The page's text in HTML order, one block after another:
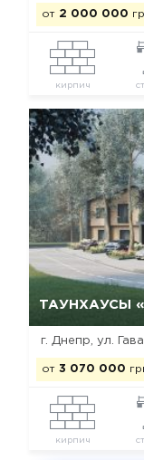
от 2 000 000
кирпич
ТАУНХАУСЫ
г. Днепр, ул.
от 3 070 000
кирпич